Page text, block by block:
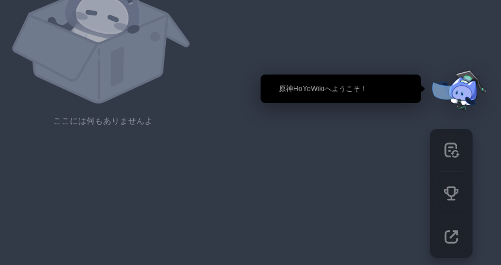
🎉 原神HoYoWikiへようこそ！
ここには何もありませんよ